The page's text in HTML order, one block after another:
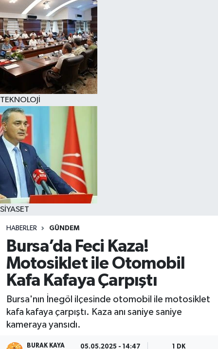
TEKNOLOJİ
SİYASET
HABERLER GÜNDEM
Bursa’da Feci Kaza!
Motosiklet ile Otomobil
Kafa Kafaya Çarpıştı
Bursa'nın İnegöl ilçesinde otomobil ile motosiklet
kafa kafaya çarpıştı. Kaza anı saniye saniye
kameraya yansıdı.
BURAK KAYA 05.05.2025 - 14:47 1 DK